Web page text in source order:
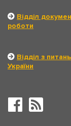
Відділ
роботи
Відділ з
України